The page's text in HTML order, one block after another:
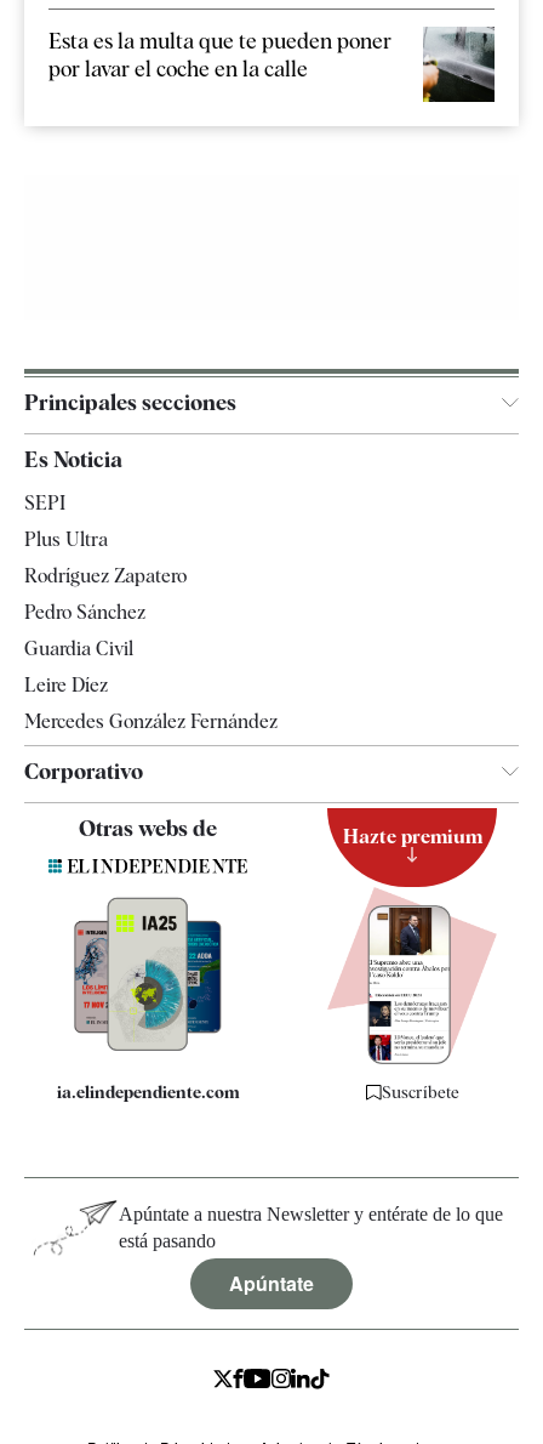
Esta es la multa que te pueden poner
por lavar el coche en la calle
Principales secciones
Televisión
Es Noticia
SEPI
Plus Ultra
Rodríguez Zapatero
Pedro Sánchez
Guardia Civil
Leire Díez
Mercedes González Fernández
Corporativo
Quiénes somos
Especificaciones
Otras webs de
ia.elindependiente.com
Hazte premium
Suscríbete
Apúntate a nuestra Newsletter y entérate de lo que
está pasando
Apúntate